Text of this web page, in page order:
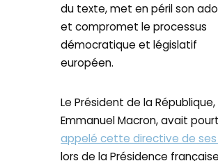
du texte, met en péril son
et compromet le processus
démocratique et législatif
européen.
Le Président de la République,
Emmanuel Macron, avait
appelé cette directive de
lors de la Présidence